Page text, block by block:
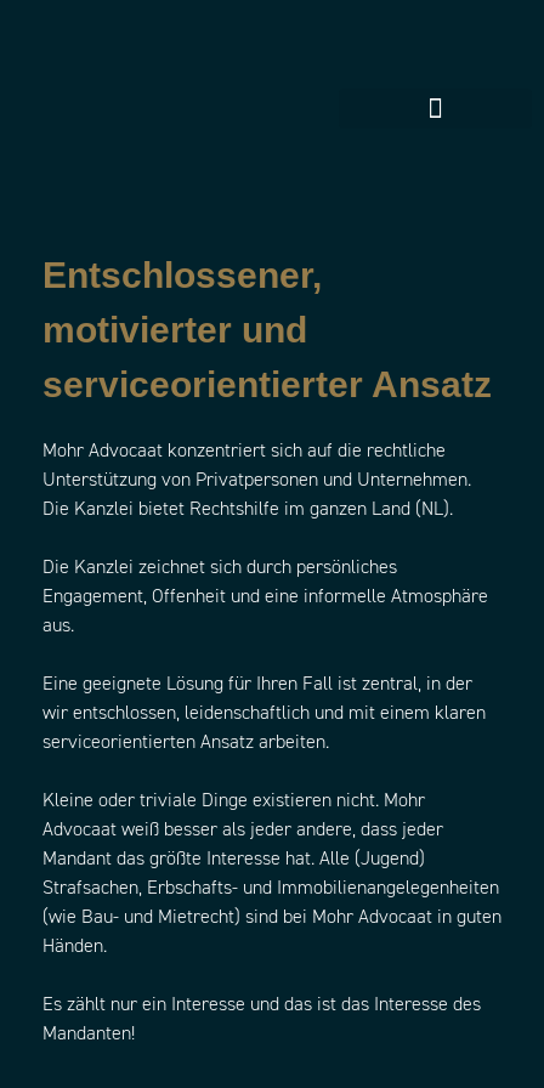
Entschlossener,
motivierter und
serviceorientierter Ansatz
Mohr Advocaat konzentriert sich auf die rechtliche
Unterstützung von Privatpersonen und Unternehmen.
Die Kanzlei bietet Rechtshilfe im ganzen Land (NL).
Die Kanzlei zeichnet sich durch persönliches
Engagement, Offenheit und eine informelle Atmosphäre
aus.
Eine geeignete Lösung für Ihren Fall ist zentral, in der
wir entschlossen, leidenschaftlich und mit einem klaren
serviceorientierten Ansatz arbeiten.
Kleine oder triviale Dinge existieren nicht. Mohr
Advocaat weiß besser als jeder andere, dass jeder
Mandant das größte Interesse hat. Alle (Jugend)
Strafsachen, Erbschafts- und Immobilienangelegenheiten
(wie Bau- und Mietrecht) sind bei Mohr Advocaat in guten
Händen.
Es zählt nur ein Interesse und das ist das Interesse des
Mandanten!